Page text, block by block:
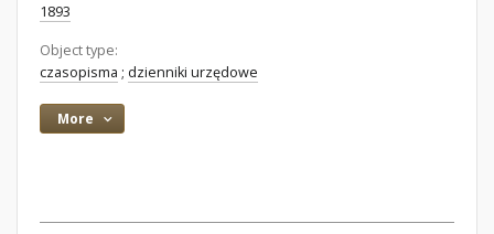
1893
Object type:
czasopisma ; dzienniki urzędowe
More